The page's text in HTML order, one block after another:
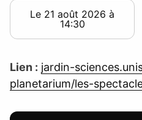
Le 21 août 2026 à
14:30
Lien : jardin-
planetarium/les-